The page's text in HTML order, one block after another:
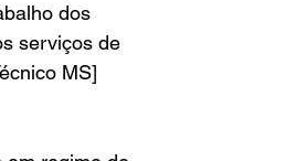
dos
serviços de
MS]